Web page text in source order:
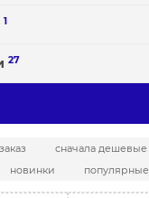
1
27
сначала дешевые
новинки популярные